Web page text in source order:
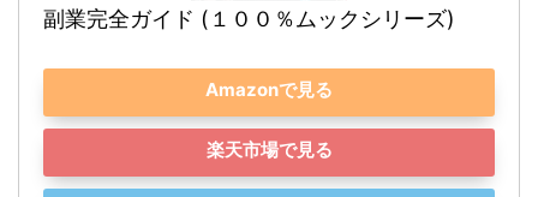
副業完全ガイド (１００％ムックシリーズ)
Amazonで見る
楽天市場で見る